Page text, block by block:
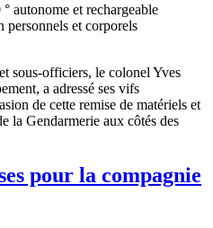
autonome et rechargeable
et corporels
sous-officiers, le colonel Yves
a adressé ses vifs
de cette remise de matériels et
la Gendarmerie aux côtés des
pour la compagnie